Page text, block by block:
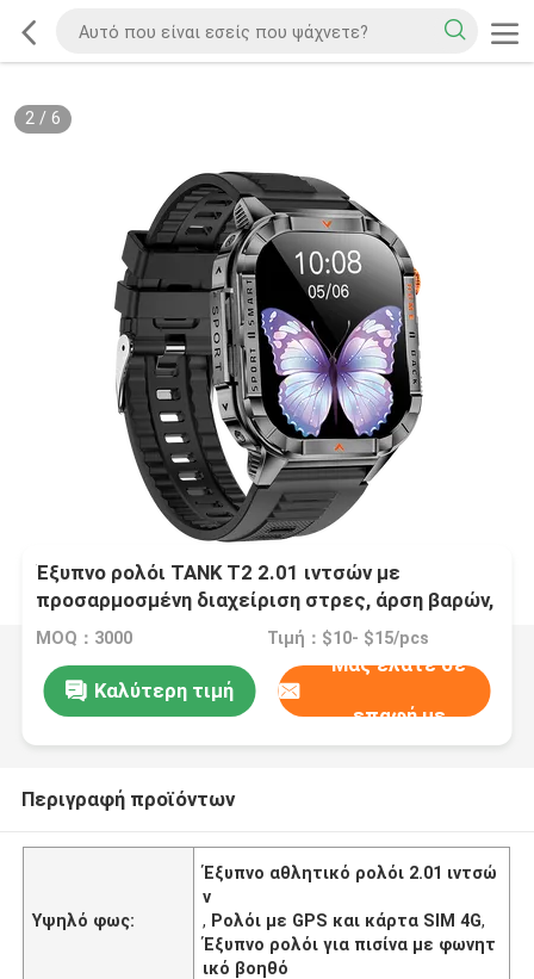
2/ 6
Έξυπνο ρολόι TANK T2 2.01 ιντσών με
προσαρμοσμένη διαχείριση στρες, άρση βαρών,
φωνητικό βοηθό, GPS, αυτόματη
παρακολούθηση αθλημάτων, κάρτα SIM
2G/3G/4G, ειδικό για την πισίνα, για ειδικές
ομάδες και συναισθηματική κατάσταση.
MOQ：3000 Τιμή：$10- $15/pcs
Καλύτερη τιμή
Μας ελάτε σε
επαφή με
Περιγραφή προϊόντων
Υψηλό φως:
Έξυπνο αθλητικό ρολόι 2.01 ιντσώ
ν
, Ρολόι με GPS και κάρτα SIM 4G,
Έξυπνο ρολόι για πισίνα με φωνητ
ικό βοηθό